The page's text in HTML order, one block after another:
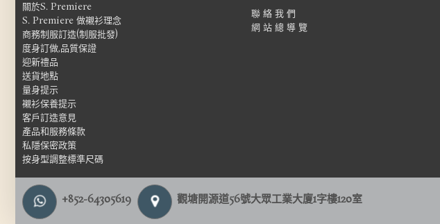
關於S. Premiere
S. Premiere 做襯衫理念
商務制服訂造(制服批發)
度身訂做,品質保證
迎新禮品
送貨地點
量身提示
襯衫保養提示
客戶訂造意見
產品和服務條款
私隱保密政策
按身型調整標準尺碼
聯 絡 我 們
網 站 總 導 覽
+852-64305619 觀塘開源道56號大眾工業大廈1字樓120室